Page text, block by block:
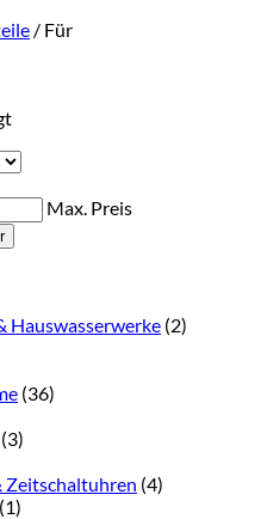
/ Für
Max. Preis
Hauswasserwerke (2)
(36)
(3)
Zeitschaltuhren (4)
(1)